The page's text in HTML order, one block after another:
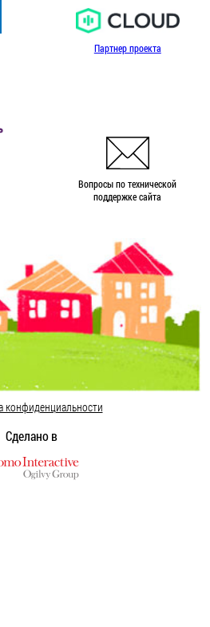
Партнер проекта
Вопросы по технической
поддержке сайта
конфиденциальности
Сделано в